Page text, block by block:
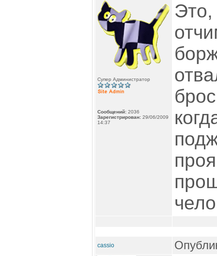
Супер Администратор
Сообщений: 2036
Зарегистрирован: 29/06/2009
14:37
Это,
cassio